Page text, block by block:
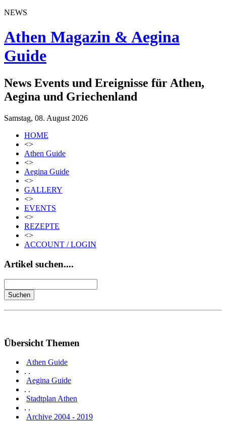
NEWS
Athen Magazin & Aegina
Guide
News Events und Ereignisse für Athen,
Aegina und Griechenland
Samstag, 08. August 2026
HOME
<>
Athen Guide
<>
Aegina Guide
<>
GALLERY
<>
EVENTS
<>
REZEPTE
<>
ACCOUNT / LOGIN
Artikel suchen....
Übersicht Themen
Athen Guide
. .
Aegina Guide
. .
Stadtplan Athen
. .
Archive 2004 - 2019